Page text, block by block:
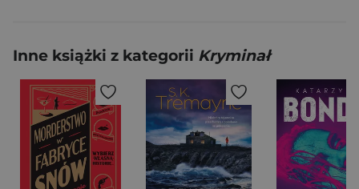
Inne książki z kategorii Kryminał